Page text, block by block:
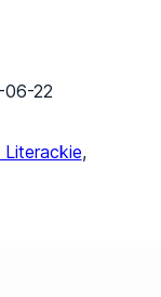
22
Literackie,